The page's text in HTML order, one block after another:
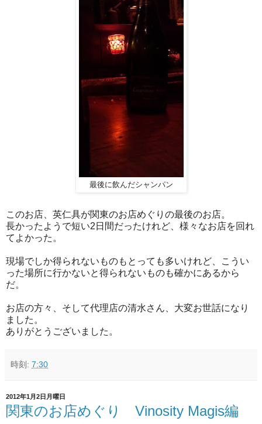
最後に飲んだシャンパン
このお店、英仁具が関東のお店めぐりの最後のお店。
長かったようで短い2日間だったけれど、様々なお店を回れ
てよかった。
現場でしか得られないものもとっても多いけれど、こうい
った場所に行かないと得られないものも確かにあるから
だ。
お店の方々、そして代理店の清水さん、大変お世話になり
ました。
ありがとうございました。
時刻: 7:30
2012年1月2日月曜日
関東のお店めぐり Vinosity Magis編